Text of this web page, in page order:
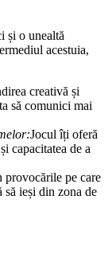
și o unealtă
acestuia,
creativă și
să comunici mai
Jocul îți oferă
capacitatea de a
provocările pe care
ieși din zona de